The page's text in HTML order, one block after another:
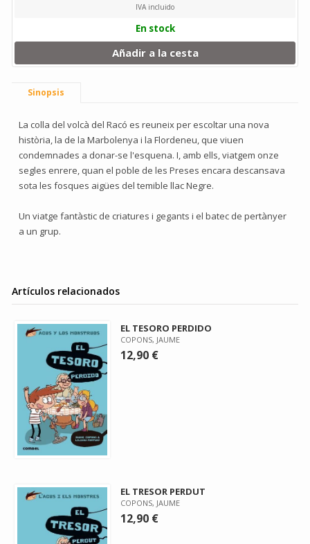
IVA incluido
En stock
Añadir a la cesta
Sinopsis
La colla del volcà del Racó es reuneix per escoltar una nova
història, la de la Marbolenya i la Flordeneu, que viuen
condemnades a donar-se l'esquena. I, amb ells, viatgem onze
segles enrere, quan el poble de les Preses encara descansava
sota les fosques aigües del temible llac Negre.
Un viatge fantàstic de criatures i gegants i el batec de pertànyer
a un grup.
Artículos relacionados
EL TESORO PERDIDO
COPONS, JAUME
12,90 €
EL TRESOR PERDUT
COPONS, JAUME
12,90 €